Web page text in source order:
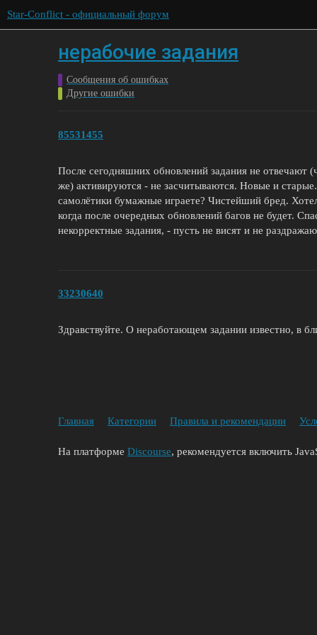
Star-Conflict - официальный форум
нерабочие задания
Сообщения об ошибках
Другие ошибки
85531455
После сегодняшних обновлений задания не отвечают
же) активируются - не засчитываются. Новые и
самолётики бумажные играете? Чистейший бред.
когда после очередных обновлений багов не будет.
некорректные задания, - пусть не висят и не
33230640
Здравствуйте. О неработающем задании известно, в
Главная Категории Правила и рекомендации
На платформе Discourse, рекомендуется включить